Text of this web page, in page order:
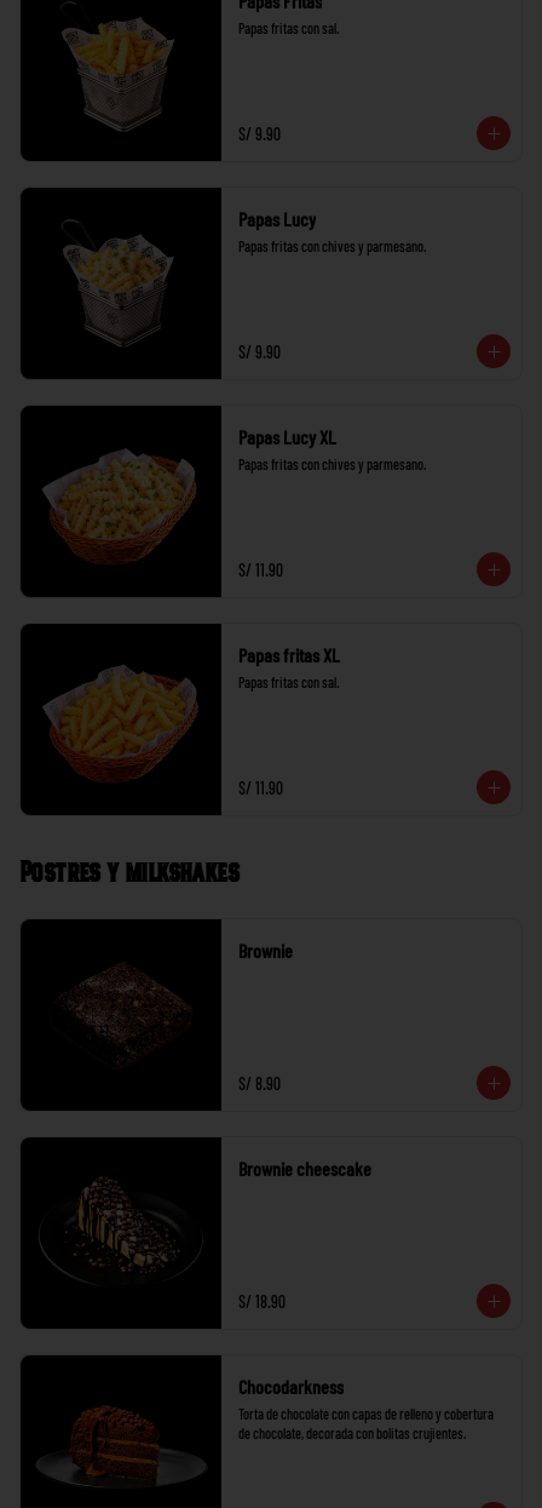
Papas fritas con sal.
S/ 9.90
Papas Lucy
Papas fritas con chives y parmesano.
S/ 9.90
Papas Lucy XL
Papas fritas con chives y parmesano.
S/ 11.90
Papas fritas XL
Papas fritas con sal.
S/ 11.90
Postres y milkshakes
Brownie
S/ 8.90
Brownie cheescake
S/ 18.90
Chocodarkness
Torta de chocolate con capas de relleno y cobertura
de chocolate, decorada con bolitas crujientes.